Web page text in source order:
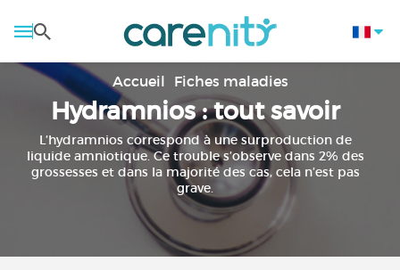
Accueil Fiches maladies
Hydramnios : tout savoir
L’hydramnios correspond à une surproduction de
liquide amniotique. Ce trouble s’observe dans 2% des
grossesses et dans la majorité des cas, cela n’est pas
grave.